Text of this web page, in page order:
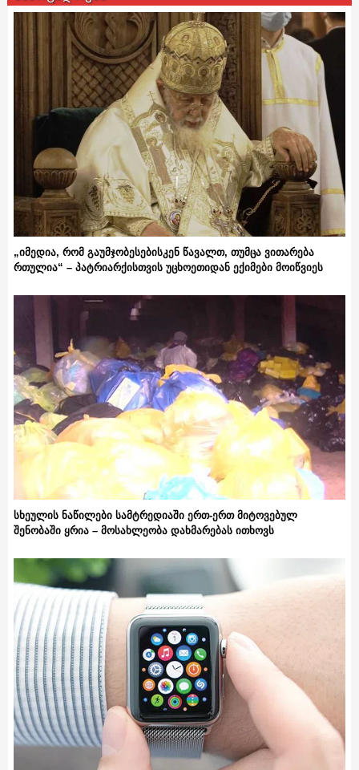
„იმედია, რომ გაუმჯობესებისკენ წავალთ, თუმცა ვითარება
რთულია“ – პატრიარქისთვის უცხოეთიდან ექიმები მოიწვიეს
სხეულის ნაწილები სამტრედიაში ერთ-ერთ მიტოვებულ
შენობაში ყრია – მოსახლეობა დახმარებას ითხოვს